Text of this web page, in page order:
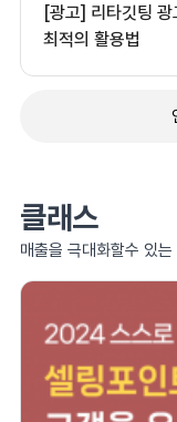
[광고] 리타깃팅
최적의 활용법
클래스
매출을 극대화할수 있